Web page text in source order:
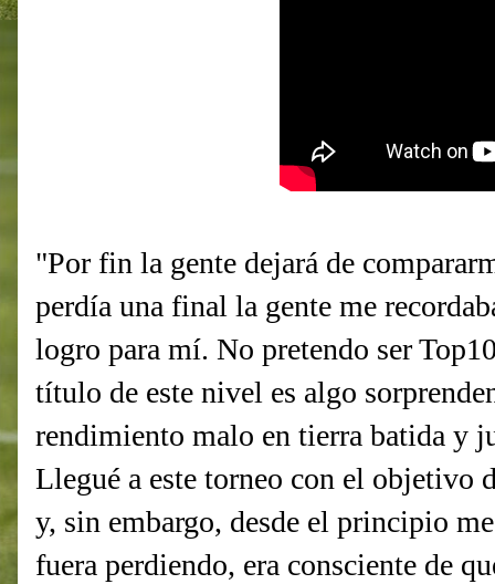
"Por fin la gente dejará de
perdía una final la gente me
logro para mí. No pretendo ser
título de este nivel es algo
rendimiento malo en tierra batida y
Llegué a este torneo con el objetivo
y, sin embargo, desde el principio
fuera perdiendo, era consciente de